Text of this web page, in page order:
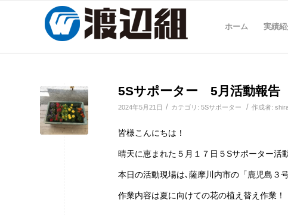
ホーム 実績
5Sサポーター 5月活動報告
2024年5月21日 / カテゴリ: 5Sサポーター / 作成者:
皆様こんにちは！
晴天に恵まれた５月１７日５Sサポーター活
本日の活動現場は､薩摩川内市の「鹿児島３
作業内容は夏に向けての花の植え替え作業！